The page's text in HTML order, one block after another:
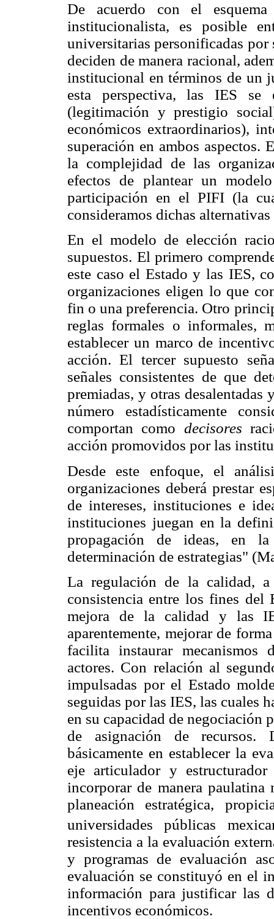
De acuerdo con el
institucionalista, es posible
universitarias personificadas por
deciden de manera racional,
institucional en términos de un
esta perspectiva, las IES
(legitimación y prestigio
económicos extraordinarios),
superación en ambos aspectos.
la complejidad de las
efectos de plantear un
participación en el PIFI (la
consideramos dichas alternativas
En el modelo de elección
supuestos. El primero
este caso el Estado y las IES,
organizaciones eligen lo que
fin o una preferencia. Otro
reglas formales o informales,
establecer un marco de
acción. El tercer supuesto
señales consistentes de que
premiadas, y otras desalentadas
número estadísticamente
comportan como decisores
acción promovidos por las
Desde este enfoque, el
organizaciones deberá prestar
de intereses, instituciones e
instituciones juegan en la
propagación de ideas, en
determinación de estrategias"
La regulación de la calidad,
consistencia entre los fines
mejora de la calidad y las
aparentemente, mejorar de
facilita instaurar mecanismos
actores. Con relación al
impulsadas por el Estado
seguidas por las IES, las cuales
en su capacidad de negociación
de asignación de recursos.
básicamente en establecer la
eje articulador y
incorporar de manera
planeación estratégica,
universidades públicas
resistencia a la evaluación
y programas de evaluación
evaluación se constituyó en el
información para justificar las
incentivos económicos.